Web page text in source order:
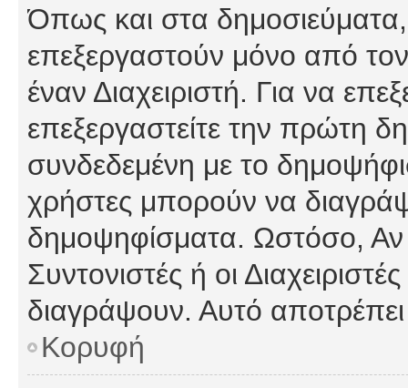
Όπως και στα
επεξεργαστούν μόνο από
έναν Διαχειριστή. Για να
επεξεργαστείτε την πρώτη
συνδεδεμένη με το
χρήστες μπορούν να
δημοψηφίσματα. Ωστόσο, Αν
Συντονιστές ή οι
διαγράψουν. Αυτό
Κορυφή